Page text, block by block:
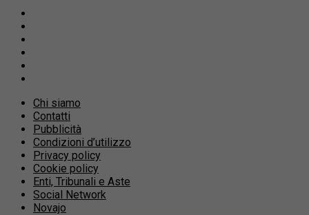
Chi siamo
Contatti
Pubblicità
Condizioni d’utilizzo
Privacy policy
Cookie policy
Enti, Tribunali e Aste
Social Network
Novajo